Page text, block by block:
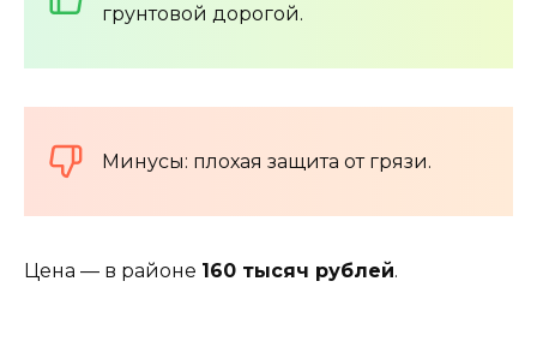
грунтовой дорогой.
Минусы: плохая защита от грязи.
Цена — в районе 160 тысяч рублей.